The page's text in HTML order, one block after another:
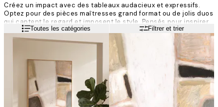
Créez un impact avec des tableaux audacieux et expressifs.
Optez pour des pièces maîtresses grand format ou de jolis duos
qui captent le regard et imposent le style. Pensés pour inspirer,
saison après saison.
Lire la suiteToutes les catégories Filtrer et trier